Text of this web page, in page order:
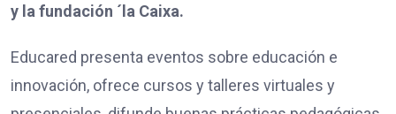
y la fundación ´la Caixa.
Educared presenta eventos sobre educación e
innovación, ofrece cursos y talleres virtuales y